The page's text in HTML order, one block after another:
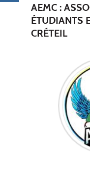
AEMC :
ÉTUDIANTS
CRÉTEIL